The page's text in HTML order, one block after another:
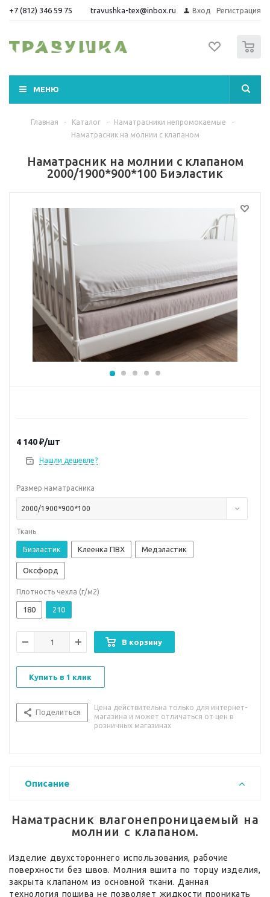
+7 (812) 346 59 75 travushka-tex@inbox.ru Вход Регистрация
МЕНЮ
Главная - Каталог - Наматрасники непромокаемые
-
Наматрасник на молнии с клапаном
Наматрасник на молнии с клапаном
2000/1900*900*100 Биэластик
4 140₽/шт
Нашли дешевле?
Размер наматрасника
2000/1900*900*100
Ткань
Биэластик Клеенка ПВХ Медэластик
Оксфорд
Плотность чехла (г/м2)
180 210
В корзину
Купить в 1 клик
Поделиться
Цена действительна только для интернет-
магазина и может отличаться от цен в
розничных магазинах
Описание
Наматрасник влагонепроницаемый на
молнии с клапаном.
Изделие двухстороннего использования, рабочие
поверхности без швов. Молния вшита по торцу изделия,
закрыта клапаном из основной ткани. Данная
технология пошива не позволяет жидкости проникать